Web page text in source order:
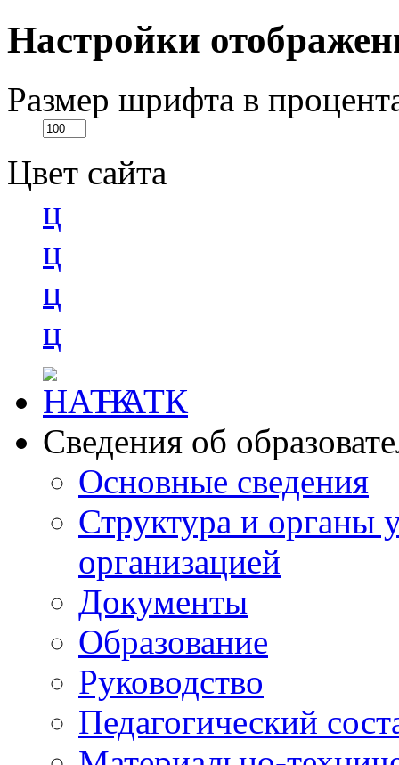
Настройки
Размер шрифта в
Цвет сайта
ц
ц
ц
ц
НАТК
Сведения об
Основные сведения
Структура и органы
организацией
Документы
Образование
Руководство
Педагогический